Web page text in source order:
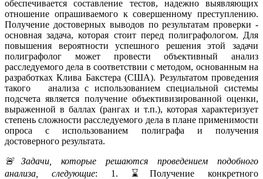
обеспечивается составление тестов, надежно выявляющих
отношение опрашиваемого к совершенному преступлению.
Получение достоверных выводов по результатам проверки -
основная задача, которая стоит перед полиграфологом. Для
повышения вероятности успешного решения этой задачи
полиграфолог может провести объективный анализ
расследуемого дела в соответствии с методом, основанным на
разработках Клива Бакстера (США). Результатом проведения
такого анализа с использованием специальной системы
подсчета является получение объективизированной оценки,
выраженной в баллах (рангах и т.п.), которая характеризует
степень сложности расследуемого дела в плане применимости
опроса с использованием полиграфа и получения
достоверного результата.
🚨Задачи, которые решаются проведением подобного
анализа, следующие: 1. ⌛Получение конкретного